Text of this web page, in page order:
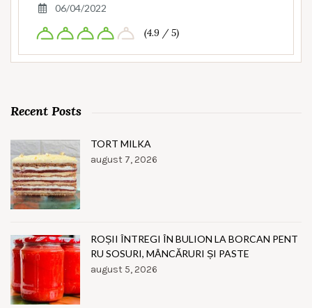
06/04/2022
(4.9 / 5)
Recent Posts
TORT MILKA
august 7, 2026
ROȘII ÎNTREGI ÎN BULION LA BORCAN PENT
RU SOSURI, MÂNCĂRURI ȘI PASTE
august 5, 2026